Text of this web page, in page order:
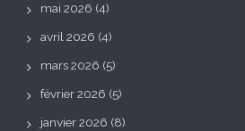
mai 2026 (4)
avril 2026 (4)
mars 2026 (5)
février 2026 (5)
janvier 2026 (8)